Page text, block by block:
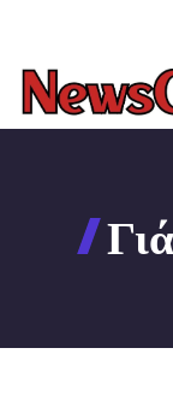
περιεχόμενο